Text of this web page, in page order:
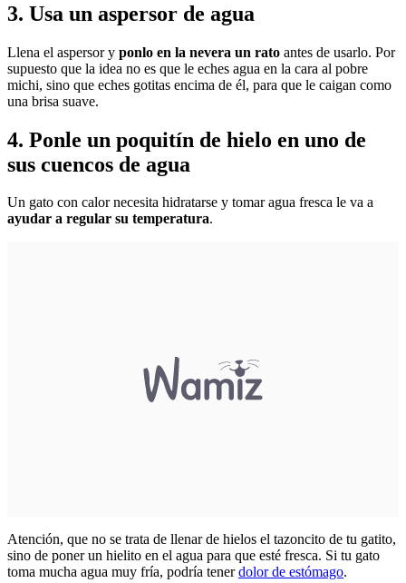
3. Usa un aspersor de agua
Llena el aspersor y ponlo en la nevera un rato antes de usarlo. Por
supuesto que la idea no es que le eches agua en la cara al pobre
michi, sino que eches gotitas encima de él, para que le caigan como
una brisa suave.
4. Ponle un poquitín de hielo en uno de
sus cuencos de agua
Un gato con calor necesita hidratarse y tomar agua fresca le va a
ayudar a regular su temperatura.
Atención, que no se trata de llenar de hielos el tazoncito de tu gatito,
sino de poner un hielito en el agua para que esté fresca. Si tu gato
toma mucha agua muy fría, podría tenerdolor de estómago.